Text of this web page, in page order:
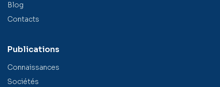
Blog
Contacts
Publications
Connaissances
Sociétés